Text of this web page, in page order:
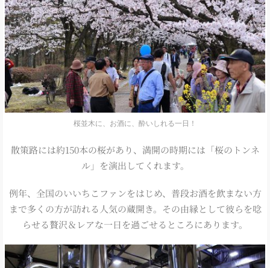
桜並木に、お酒に、酔いしれる一日！
散策路には約150本の桜があり、満開の時期には「桜のトンネ
ル」を演出してくれます。
例年、全国のいいちこファンをはじめ、普段お酒を飲まない方
まで多くの方が訪れる人気の蔵開き。その由縁として彼らを唸
らせる贅沢＆レアな一日を過ごせるところにあります。